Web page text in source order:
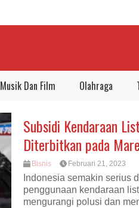
Musik Dan Film Olahraga
Subsidi Kendaraan
Diterbitkan pada
Bisnis Februari 21, 2023
Indonesia semakin serius
penggunaan kendaraan
mengurangi polusi dan